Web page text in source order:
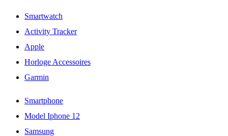
Smartwatch
Activity Tracker
Apple
Horloge Accessoires
Garmin
Smartphone
Model Iphone 12
Samsung